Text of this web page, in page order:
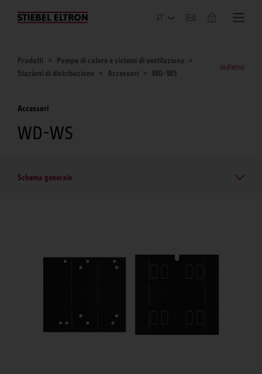
Azienda
Prodotti
Pompe di calore e sistemi di ventilazione
Stazioni di distribuzione
Accessori WD-WS
indietro
Accessori
WD-WS
Schema generale